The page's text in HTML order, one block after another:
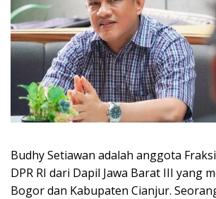
Budhy Setiawan adalah anggota
DPR RI dari Dapil Jawa Barat III yang
Bogor dan Kabupaten Cianjur.